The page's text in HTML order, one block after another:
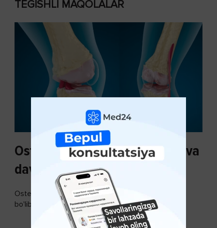
TEGISHLI MAQOLALAR
Osteoartroz sabablari, tasnifi va
davolash usullari
Osteoartroz - bo'g'imlarning keng tarqalgan kasalligi
bo'lib, so'ngi paytda osteoartroz kasalligi sonining
ko'payishi tendentsiyasi mavjud...
DAVOMINI O'QISH